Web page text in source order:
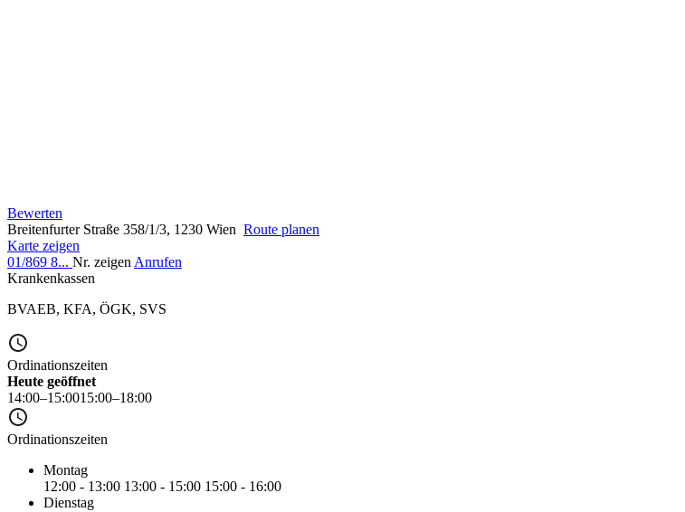
Bewerten
Breitenfurter Straße 358/1/3, 1230 Wien Route planen
Karte zeigen
01/869 8... Nr. zeigen Anrufen
Krankenkassen
BVAEB, KFA, ÖGK, SVS
Ordinationszeiten
Heute geöffnet
14:00–15:0015:00–18:00
Ordinationszeiten
Montag
12:00 - 13:00 13:00 - 15:00 15:00 - 16:00
Dienstag